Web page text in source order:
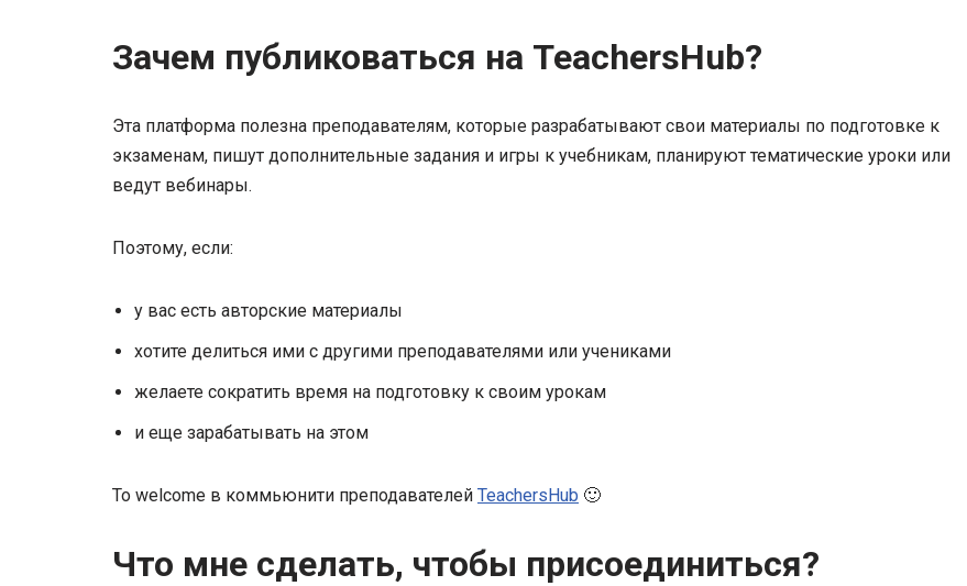
Зачем публиковаться на TeachersHub?
Эта платформа полезна преподавателям, которые разрабатывают свои материалы по подготовке к
экзаменам, пишут дополнительные задания и игры к учебникам, планируют тематические уроки или
ведут вебинары.
Поэтому, если:
у вас есть авторские материалы
хотите делиться ими с другими преподавателями или учениками
желаете сократить время на подготовку к своим урокам
и еще зарабатывать на этом
То welcome в коммьюнити преподавателей TeachersHub 🙂
Что мне сделать, чтобы присоединиться?